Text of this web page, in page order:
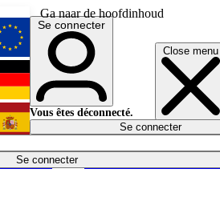
Ga naar de hoofdinhoud
Close menu
Se connecter
Économie
English
Deutsch
Español
Se connecter
Vous êtes déconnecté.
Se connecter